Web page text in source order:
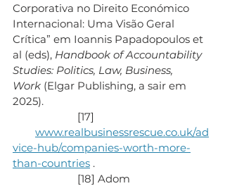
Corporativa no Direito Económico
Internacional: Uma Visão Geral
Crítica” em Ioannis Papadopoulos et
al (eds), Handbook of Accountability
Studies: Politics, Law, Business,
Work (Elgar Publishing, a sair em
2025).
[17]
www.realbusinessrescue.co.uk/ad
vice-hub/companies-worth-more-
than-countries .
[18] Adom